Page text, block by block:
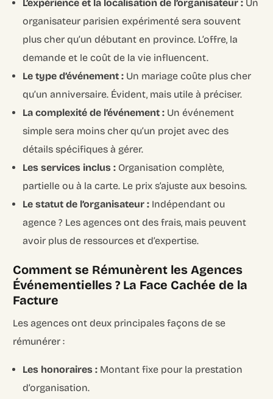
L’expérience et la localisation de l’organisateur : Un
organisateur parisien expérimenté sera souvent
plus cher qu’un débutant en province. L’offre, la
demande et le coût de la vie influencent.
Le type d’événement : Un mariage coûte plus cher
qu’un anniversaire. Évident, mais utile à préciser.
La complexité de l’événement : Un événement
simple sera moins cher qu’un projet avec des
détails spécifiques à gérer.
Les services inclus : Organisation complète,
partielle ou à la carte. Le prix s’ajuste aux besoins.
Le statut de l’organisateur : Indépendant ou
agence ? Les agences ont des frais, mais peuvent
avoir plus de ressources et d’expertise.
Comment se Rémunèrent les Agences
Événementielles ? La Face Cachée de la
Facture
Les agences ont deux principales façons de se
rémunérer :
Les honoraires : Montant fixe pour la prestation
d’organisation.